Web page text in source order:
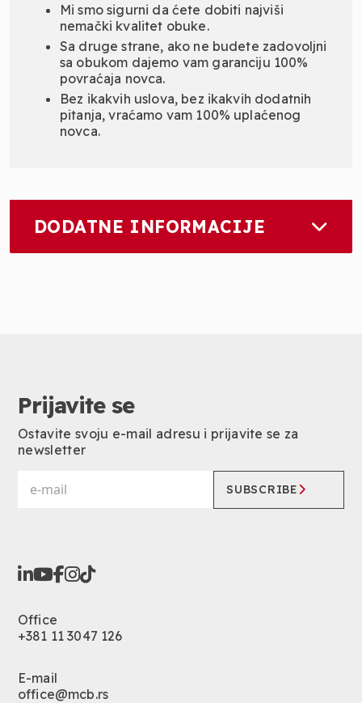
Mi smo sigurni da ćete dobiti najviši
nemački kvalitet obuke.
Sa druge strane, ako ne budete zadovoljni
sa obukom dajemo vam garanciju 100%
povraćaja novca.
Bez ikakvih uslova, bez ikakvih dodatnih
pitanja, vraćamo vam 100% uplaćenog
novca.
DODATNE INFORMACIJE
Prijavite se
Ostavite svoju e-mail adresu i prijavite se za
newsletter
SUBSCRIBE
Office
+381 11 3047 126
E-mail
office@mcb.rs